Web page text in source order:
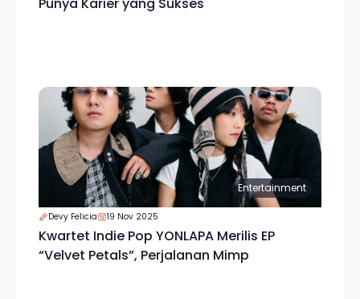
Punya Karier yang Sukses
Entertainment
Devy Felicia 19 Nov 2025
Kwartet Indie Pop YONLAPA Merilis EP
“Velvet Petals”, Perjalanan Mimp